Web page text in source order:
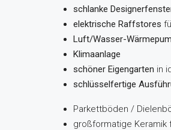
schlanke
elektrische Raffstores
Luft/Wasser-
Klimaanlage
schöner Eigengarten in
schlüsselfertige
Parkettböden /
großformatige Keramik